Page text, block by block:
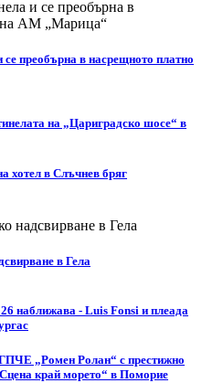
преобърна в насрещното платно
на „Цариградско шосе“ в
хотел в Слъчнев бряг
в Гела
наближава - Luis Fonsi и плеада
„Ромен Ролан“ с престижно
край морето“ в Поморие